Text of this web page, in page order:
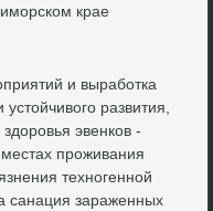
крае
и выработка
развития,
эвенков -
проживания
техногенной
санация зараженных